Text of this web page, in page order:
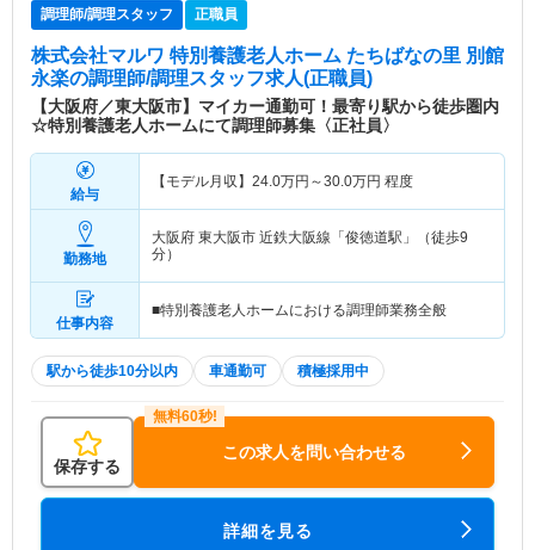
調理師/調理スタッフ 正職員
株式会社マルワ 特別養護老人ホーム たちばなの里 別館
永楽の調理師/調理スタッフ求人(正職員)
【大阪府／東大阪市】マイカー通勤可！最寄り駅から徒歩圏内
☆特別養護老人ホームにて調理師募集〈正社員〉
給与
【モデル月収】 24.0万円～30.0万円 程度
勤務地
大阪府 東大阪市 近鉄大阪線「俊徳道駅」（徒歩9
分）
仕事内容
■特別養護老人ホームにおける調理師業務全般
駅から徒歩10分以内 車通勤可 積極採用中
保存する
この求人を問い合わせる
詳細を見る